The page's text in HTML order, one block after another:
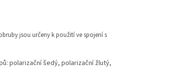
jsou určeny k použití ve spojení s
polarizační šedý, polarizační žlutý,